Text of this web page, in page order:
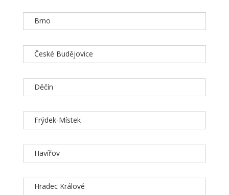
Brno
České Budějovice
Děčín
Frýdek-Místek
Havířov
Hradec Králové